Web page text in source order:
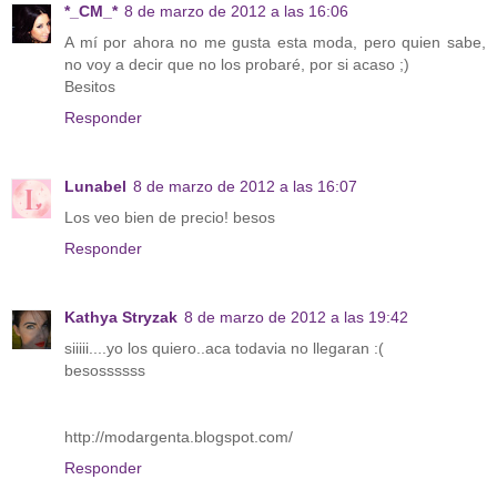
*_CM_* 8 de marzo de 2012 a las 16:06
A mí por ahora no me gusta esta moda, pero quien sabe,
no voy a decir que no los probaré, por si acaso ;)
Besitos
Responder
Lunabel 8 de marzo de 2012 a las 16:07
Los veo bien de precio! besos
Responder
Kathya Stryzak 8 de marzo de 2012 a las 19:42
siiiii....yo los quiero..aca todavia no llegaran :(
besossssss
http://modargenta.blogspot.com/
Responder